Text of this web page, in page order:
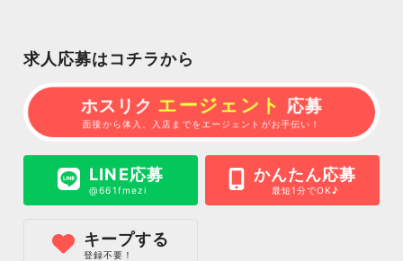
求人応募はコチラから
ホスリク エージェント 応募
面接から体入、入店までをエージェントがお手伝い！
LINE応募
@661fmezi
かんたん応募
最短1分でOK♪
キープする
登録不要！